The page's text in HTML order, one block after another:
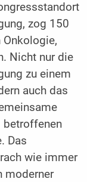
zog 150
Onkologie,
Nicht nur die
zu einem
auch das
betroffenen
Das
wie immer
moderner